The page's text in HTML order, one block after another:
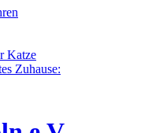
Katze
Zuhause: